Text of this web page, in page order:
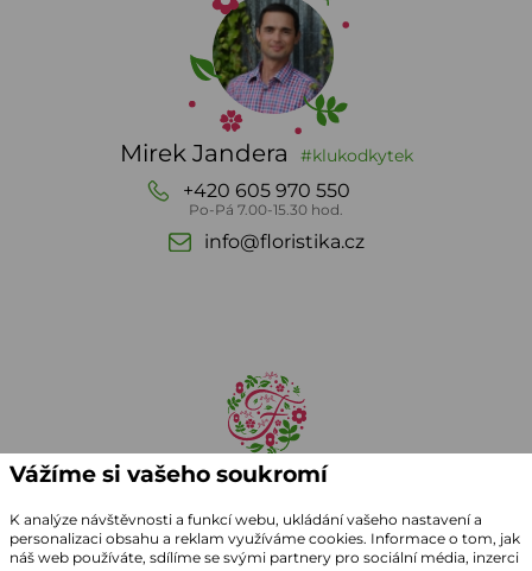
Mirek Jandera #klukodkytek
+420 605 970 550
Po-Pá 7.00-15.30 hod.
info@floristika.cz
Vážíme si vašeho soukromí
K analýze návštěvnosti a funkcí webu, ukládání vašeho nastavení a
personalizaci obsahu a reklam využíváme cookies. Informace o tom, jak
náš web používáte, sdílíme se svými partnery pro sociální média, inzerci